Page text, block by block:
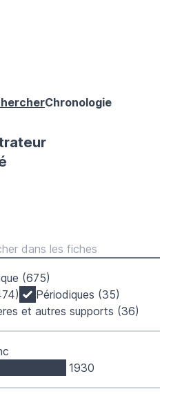
Chronologie
(675)
Périodiques (35)
et autres supports (36)
1930